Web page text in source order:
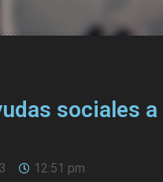
sociales
12:51 pm